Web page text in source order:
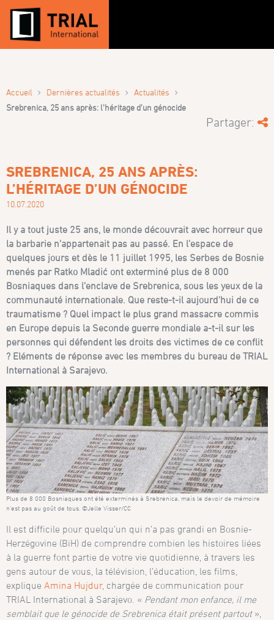
Accueil › Dernières actualités › Actualités ›
Srebrenica, 25 ans après: l’héritage d’un génocide
Partager:
SREBRENICA, 25 ANS APRÈS:
L’HÉRITAGE D’UN GÉNOCIDE
10.07.2020
Il y a tout juste 25 ans, le monde découvrait avec horreur que
la barbarie n’appartenait pas au passé. En l’espace de
quelques jours et dès le 11 juillet 1995, les Serbes de Bosnie
menés par Ratko Mladić ont exterminé plus de 8 000
Bosniaques dans l’enclave de Srebrenica, sous les yeux de la
communauté internationale. Que reste-t-il aujourd’hui de ce
traumatisme ? Quel impact le plus grand massacre commis
en Europe depuis la Seconde guerre mondiale a-t-il sur les
personnes qui défendent les droits des victimes de ce conflit
? Eléments de réponse avec les membres du bureau de TRIAL
International à Sarajevo.
Plus de 8 000 Bosniaques ont été exterminés à Srebrenica, mais le devoir de mémoire
n’est pas au goût de tous. ©Jelle Visser/CC
Il est difficile pour quelqu’un qui n’a pas grandi en Bosnie-
Herzégovine (BiH) de comprendre combien les histoires liées
à la guerre font partie de votre vie quotidienne, à travers les
gens autour de vous, la télévision, l’éducation, les films,
explique Amina Hujdur, chargée de communication pour
TRIAL International à Sarajevo. « Pendant mon enfance, il me
semblait que le génocide de Srebrenica était présent partout»,